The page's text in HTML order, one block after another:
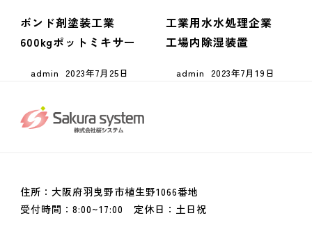
ボンド剤塗装工業
600kgポットミキサー
admin 2023年7月25日
工業用水水処理企業
工場内除湿装置
admin 2023年7月19日
住所：大阪府羽曳野市植生野1066番地
受付時間：8:00~17:00 定休日：土日祝